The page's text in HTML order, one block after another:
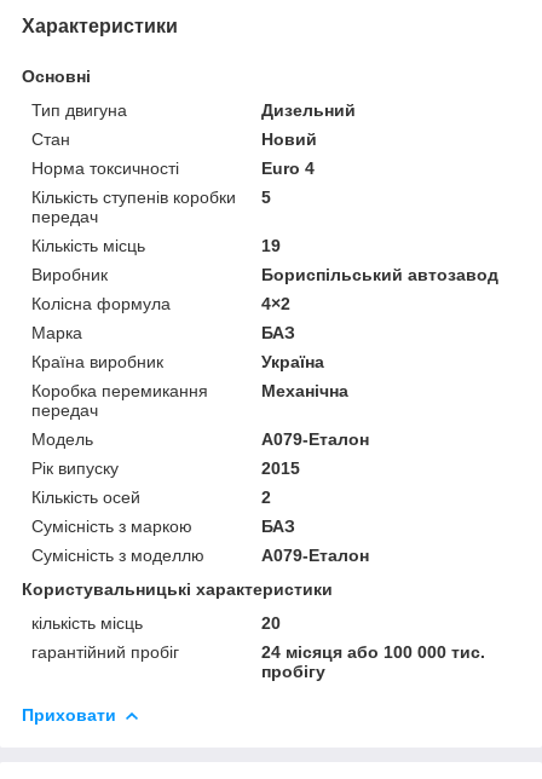
Характеристики
Основні
Тип двигуна
Дизельний
Стан
Новий
Норма токсичності
Euro 4
Кількість ступенів коробки
передач
5
Кількість місць
19
Виробник
Бориспільський автозавод
Колісна формула
4×2
Марка
БАЗ
Країна виробник
Україна
Коробка перемикання
передач
Механічна
Модель
А079-Еталон
Рік випуску
2015
Кількість осей
2
Сумісність з маркою
БАЗ
Сумісність з моделлю
А079-Еталон
Користувальницькі характеристики
кількість місць
20
гарантійний пробіг
24 місяця або 100 000 тис.
пробігу
Приховати